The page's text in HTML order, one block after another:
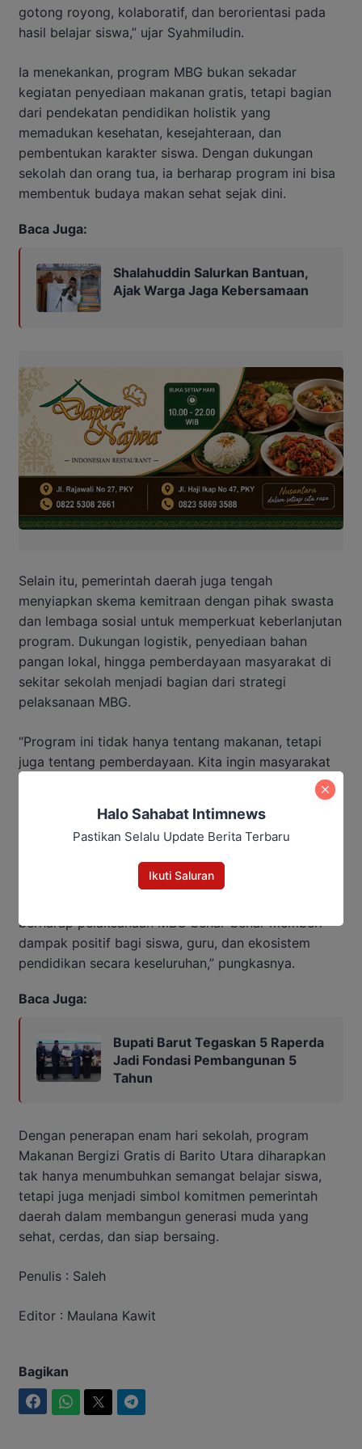
gotong royong, kolaboratif, dan berorientasi pada
hasil belajar siswa,” ujar Syahmiludin.
Ia menekankan, program MBG bukan sekadar
kegiatan penyediaan makanan gratis, tetapi bagian
dari pendekatan pendidikan holistik yang
memadukan kesehatan, kesejahteraan, dan
pembentukan karakter siswa. Dengan dukungan
sekolah dan orang tua, ia berharap program ini bisa
membentuk budaya makan sehat sejak dini.
Baca Juga:
Shalahuddin Salurkan Bantuan,
Ajak Warga Jaga Kebersamaan
Selain itu, pemerintah daerah juga tengah
menyiapkan skema kemitraan dengan pihak swasta
dan lembaga sosial untuk memperkuat keberlanjutan
program. Dukungan logistik, penyediaan bahan
pangan lokal, hingga pemberdayaan masyarakat di
sekitar sekolah menjadi bagian dari strategi
pelaksanaan MBG.
“Program ini tidak hanya tentang makanan, tetapi
juga tentang pemberdayaan. Kita ingin masyarakat
ikut serta, misalnya dengan memasok bahan pangan
lokal, sehingga dampak ekonominya juga dirasakan
langsung,” jelas Syahmiludin.
Ia menutup dengan optimisme bahwa keberhasilan
program ini di Muara Teweh akan menjadi contoh
berharap pelaksanaan MBG benar-benar memberi
dampak positif bagi siswa, guru, dan ekosistem
pendidikan secara keseluruhan,” pungkasnya.
Baca Juga:
Bupati Barut Tegaskan 5 Raperda
Jadi Fondasi Pembangunan 5
Tahun
Dengan penerapan enam hari sekolah, program
Makanan Bergizi Gratis di Barito Utara diharapkan
tak hanya menumbuhkan semangat belajar siswa,
tetapi juga menjadi simbol komitmen pemerintah
daerah dalam membangun generasi muda yang
sehat, cerdas, dan siap bersaing.
Penulis : Saleh
Editor : Maulana Kawit
Bagikan
Halo Sahabat Intimnews
Pastikan Selalu Update Berita Terbaru
Ikuti Saluran